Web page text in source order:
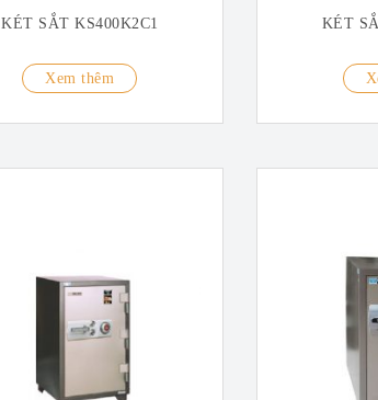
KÉT SẮT KS400K2C1
Xem thêm
KÉT